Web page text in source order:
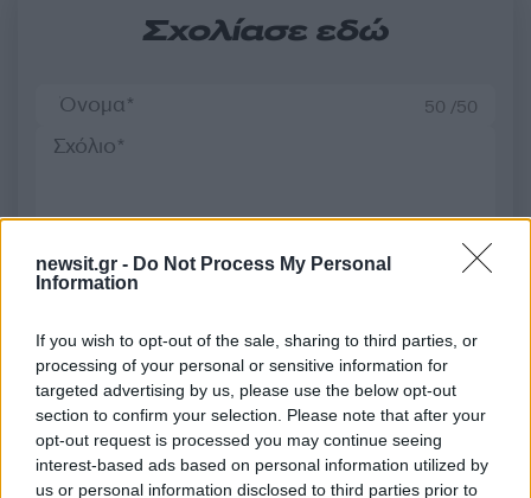
newsit.gr - Do Not Process My Personal
Information
If you wish to opt-out of the sale, sharing to third parties, or
processing of your personal or sensitive information for
targeted advertising by us, please use the below opt-out
section to confirm your selection. Please note that after your
opt-out request is processed you may continue seeing
interest-based ads based on personal information utilized by
us or personal information disclosed to third parties prior to
Σχολίασε εδώ
50 /50
2000 /2000
Όροι Χρήσης. Το site προστατεύεται από reCAPTCHA, ισχύουν
Πολιτική Απορρήτου &Όροι Χρήσηςτης Google.
Ελλάδα
ΕΦΕΤΕΙΟ
ΕΦΚΑ ΠΥΡΟΒΟΛΙΣΜΟΙ
Share: